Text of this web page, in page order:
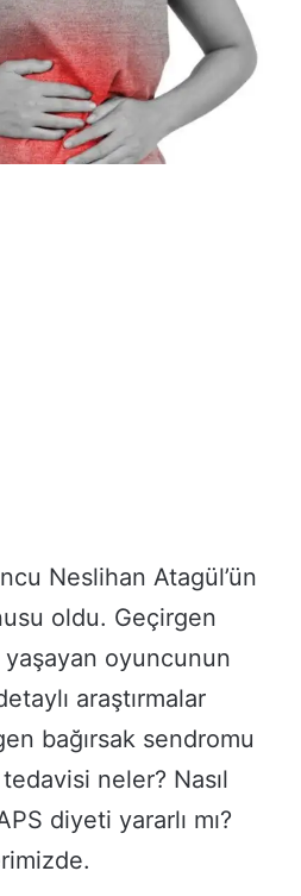
Neslihan Atagül’ün
oldu. Geçirgen
yaşayan oyuncunun
araştırmalar
bağırsak sendromu
neler? Nasıl
diyeti yararlı mı?